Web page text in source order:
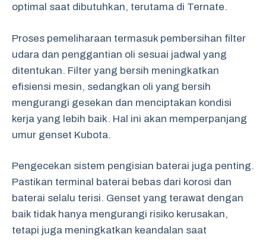
optimal saat dibutuhkan, terutama di Ternate.
Proses pemeliharaan termasuk pembersihan filter
udara dan penggantian oli sesuai jadwal yang
ditentukan. Filter yang bersih meningkatkan
efisiensi mesin, sedangkan oli yang bersih
mengurangi gesekan dan menciptakan kondisi
kerja yang lebih baik. Hal ini akan memperpanjang
umur genset Kubota.
Pengecekan sistem pengisian baterai juga penting.
Pastikan terminal baterai bebas dari korosi dan
baterai selalu terisi. Genset yang terawat dengan
baik tidak hanya mengurangi risiko kerusakan,
tetapi juga meningkatkan keandalan saat